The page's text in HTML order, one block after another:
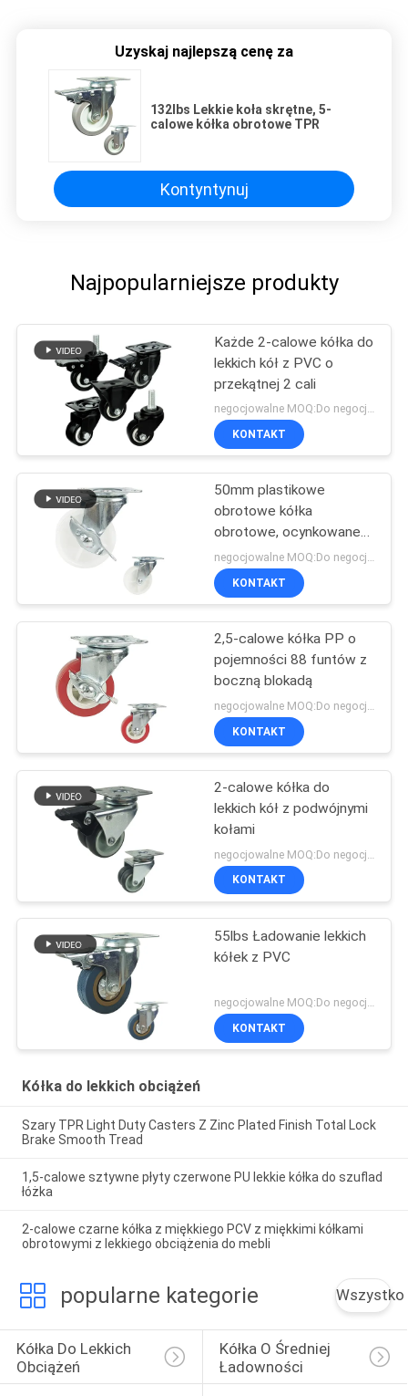
Uzyskaj najlepszą cenę za
132lbs Lekkie koła skrętne, 5-
calowe kółka obrotowe TPR
Kontyntynuj
Najpopularniejsze produkty
Każde 2-calowe kółka do
lekkich kół z PVC o
przekątnej 2 cali
negocjowalne MOQ:Do negocjacji
KONTAKT
50mm plastikowe
obrotowe kółka
obrotowe, ocynkowane
kółka z litego kółka
KONTAKT
2,5-calowe kółka PP o
pojemności 88 funtów z
boczną blokadą
KONTAKT
2-calowe kółka do
lekkich kół z podwójnymi
kołami
KONTAKT
55lbs Ładowanie lekkich
kółek z PVC
negocjowalne MOQ:Do negocjacji
KONTAKT
Kółka do lekkich obciążeń
Szary TPR Light Duty Casters Z Zinc Plated Finish Total Lock
Brake Smooth Tread
1,5-calowe sztywne płyty czerwone PU lekkie kółka do szuflad
łóżka
2-calowe czarne kółka z miękkiego PCV z miękkimi kółkami
obrotowymi z lekkiego obciążenia do mebli
popularne kategorie Wszystko
Kółka Do Lekkich
Obciążeń
Kółka O Średniej
Ładowności